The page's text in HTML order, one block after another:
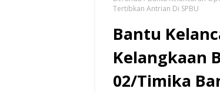
Tertibkan Antrian Di SPBU
Bantu
Kelangkaan
02/Timika